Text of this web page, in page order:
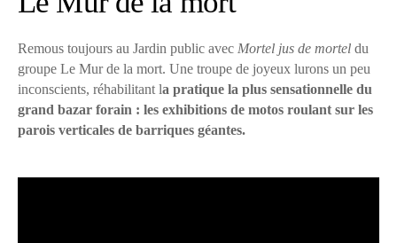
Remous toujours au Jardin public avec Mortel jus de mortel du
groupe Le Mur de la mort. Une troupe de joyeux lurons un peu
inconscients, réhabilitant la pratique la plus sensationnelle du
grand bazar forain : les exhibitions de motos roulant sur les
parois verticales de barriques géantes.